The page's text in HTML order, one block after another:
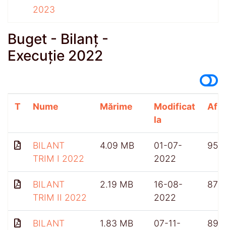
2023
Buget - Bilanț -
Execuție 2022
T Nume Mărime
Modificat
la
BILANT
TRIM I 2022
4.09 MB
01-07-
2022
959
BILANT
TRIM II 2022
2.19 MB
16-08-
2022
876
BILANT
1.83 MB
07-11-
899